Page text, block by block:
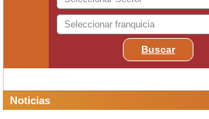
Buscar
Noticias